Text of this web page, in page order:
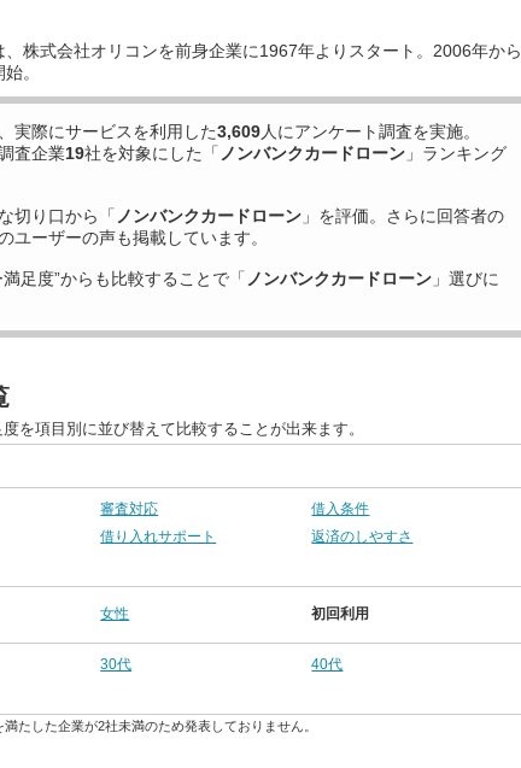
株式会社オリコンを前身企業に1967年よりスタート。2006年から
。
実際にサービスを利用した3,609人にアンケート調査を実施。
査企業19社を対象にした「 ノンバンクカードローン 」ランキング
切り口から「 ノンバンクカードローン 」を評価。さらに回答者の
ユーザーの声も掲載しています。
足度”からも比較することで「 ノンバンクカードローン 」選びに
を項目別に並び替えて比較することが出来ます。
審査対応
借入条件
借り入れサポート
返済のしやすさ
女性 初回利用
30代
40代
たした企業が2社未満のため発表しておりません。